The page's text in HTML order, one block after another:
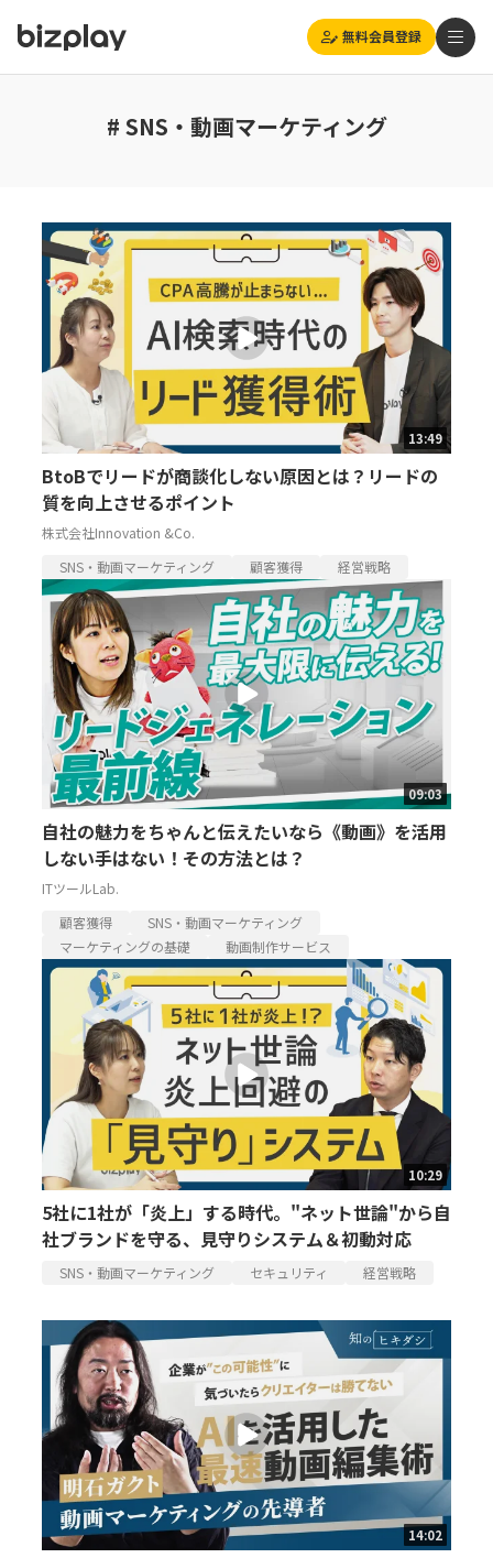
無料会員登録
# SNS・動画マーケティング
13:49
BtoBでリードが商談化しない原因とは？リードの
質を向上させるポイント
株式会社Innovation &Co.
SNS・動画マーケティング
顧客獲得 経営戦略
09:03
自社の魅力をちゃんと伝えたいなら《動画》を活用
しない手はない！その方法とは？
ITツールLab.
顧客獲得
SNS・動画マーケティング
マーケティングの基礎
動画制作サービス
10:29
5社に1社が「炎上」する時代。"ネット世論"から自
社ブランドを守る、見守りシステム＆初動対応
SNS・動画マーケティング セキュリティ 経営戦略
14:02